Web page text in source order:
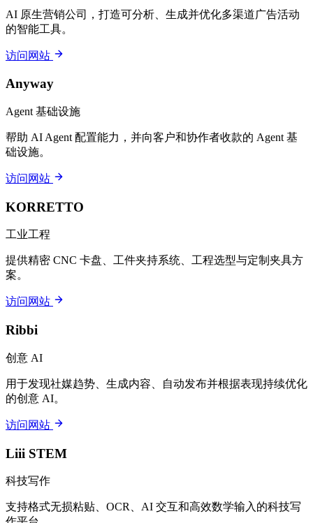
AI 原生营销公司，打造可分析、生成并优化多渠道广告活动
的智能工具。
访问网站
Anyway
Agent 基础设施
帮助 AI Agent 配置能力，并向客户和协作者收款的 Agent 基
础设施。
访问网站
KORRETTO
工业工程
提供精密 CNC 卡盘、工件夹持系统、工程选型与定制夹具方
案。
访问网站
Ribbi
创意 AI
用于发现社媒趋势、生成内容、自动发布并根据表现持续优化
的创意 AI。
访问网站
Liii STEM
科技写作
支持格式无损粘贴、OCR、AI 交互和高效数学输入的科技写